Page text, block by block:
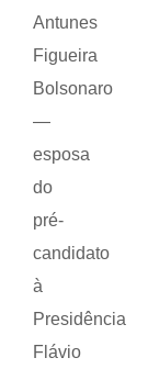
Antunes
Figueira
Bolsonaro
—
esposa
do
pré-
candidato
à
Presidência
Flávio